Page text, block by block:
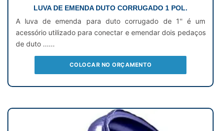
LUVA DE EMENDA DUTO CORRUGADO 1 POL.
A luva de emenda para duto corrugado de 1'' é um
acessório utilizado para conectar e emendar dois pedaços
de duto ......
COLOCAR NO ORÇAMENTO